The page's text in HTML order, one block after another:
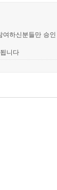
하신분들만 승
니다